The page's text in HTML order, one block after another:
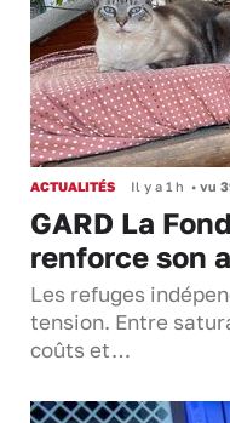
ACTUALITÉS Il y a 1 h • vu
GARD La
renforce son
Les refuges
tension. Entre
coûts et…